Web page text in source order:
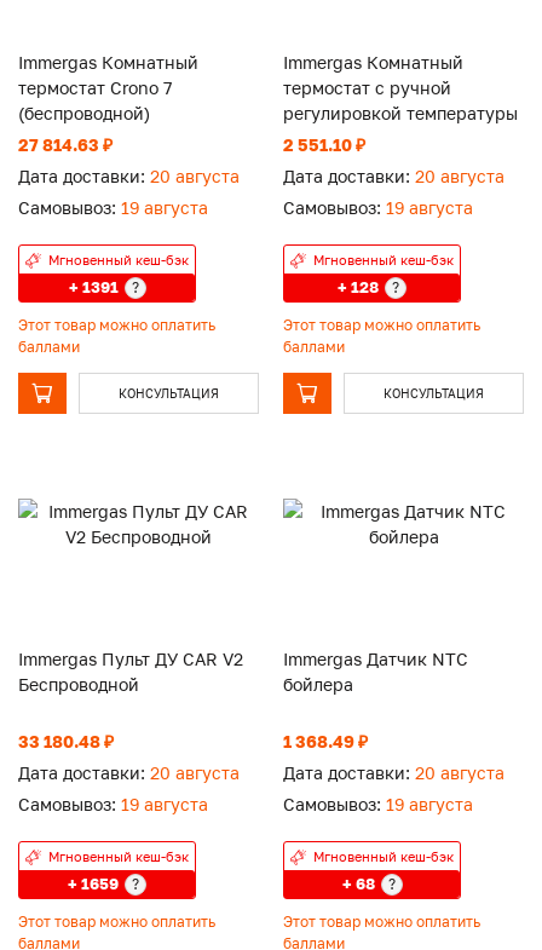
Immergas Комнатный
термостат Crono 7
(беспроводной)
27 814.63 ₽
Дата доставки: 20 августа
Самовывоз: 19 августа
Мгновенный кеш-бэк
+ 1391 ?
Этот товар можно оплатить
баллами
КОНСУЛЬТАЦИЯ
Immergas Комнатный
термостат с ручной
регулировкой температуры
2 551.10 ₽
Дата доставки: 20 августа
Самовывоз: 19 августа
Мгновенный кеш-бэк
+ 128 ?
Этот товар можно оплатить
баллами
КОНСУЛЬТАЦИЯ
Immergas Пульт ДУ CAR V2
Беcпроводной
33 180.48 ₽
Дата доставки: 20 августа
Самовывоз: 19 августа
Мгновенный кеш-бэк
+ 1659 ?
Этот товар можно оплатить
баллами
Immergas Датчик NTC
бойлера
1 368.49 ₽
Дата доставки: 20 августа
Самовывоз: 19 августа
Мгновенный кеш-бэк
+ 68 ?
Этот товар можно оплатить
баллами